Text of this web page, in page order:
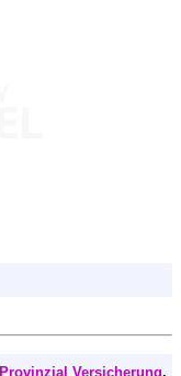
Provinzial Versicherung.